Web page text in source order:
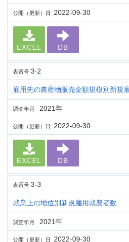
公開（更新）日 2022-09-30
EXCEL DB
表番号 3-2
雇用先の農産物販売金額規模別新規
調査年月 2021年
公開（更新）日 2022-09-30
EXCEL DB
表番号 3-3
就業上の地位別新規雇用就農者数
調査年月 2021年
公開（更新）日 2022-09-30